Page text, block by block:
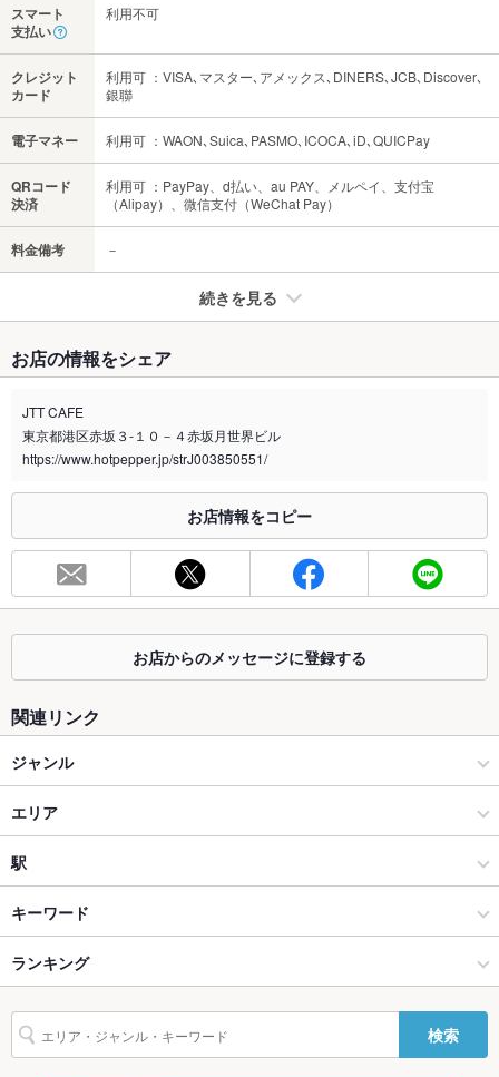
スマート
支払い
利用不可
クレジット
カード
利用可 ：VISA､マスター､アメックス､DINERS､JCB､Discover､
銀聯
電子マネー 利用可 ：WAON､Suica､PASMO､ICOCA､iD､QUICPay
QRコード
決済
利用可 ：PayPay、d払い、au PAY、メルペイ、支付宝
（Alipay）、微信支付（WeChat Pay）
料金備考 －
続きを見る
禁煙・喫煙 全席禁煙
喫煙専用室
※2020年4月1日～受動喫煙対策に関する法律が施行されています。正しい情報はお店へお問い
総席数 54席
最大宴会収
－
座敷
掘りごたつ
カウンター
貸切 貸切不可
Wi-Fi あり
バリアフリ
なし
お店の情報をシェア
JTT CAFE
東京都港区赤坂３‐１０－４赤坂月世界ビル
https://www.hotpepper.jp/strJ003850551/
お店情報をコピー
お店からのメッセージに登録する
関連リンク
ジャンル
カフェ・スイーツ
カフェ
赤坂・六本木・麻布十番・西麻布 × カフェ・スイーツ
赤坂・六本木・麻布十番・西麻布 × カフェ
赤坂見附駅 × カフェ・スイーツ
赤坂見附駅 × カフェ
エリア
赤坂・赤坂見附
赤坂・赤坂見附 × カフェ・スイーツ
赤坂・赤坂見附 × カフェ
東京
東京 × カフェ・スイーツ
駅
赤坂駅
赤坂見附駅
永田町駅
キーワード
ローストビーフ
ランキング
東京のグルメランキング
東京のカフェ・スイーツランキング
検索